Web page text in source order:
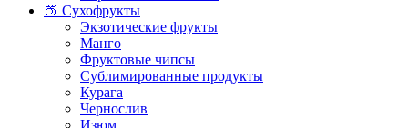
🍑 Сухофрукты
Экзотические фрукты
Манго
Фруктовые чипсы
Сублимированные продукты
Курага
Чернослив
Изюм